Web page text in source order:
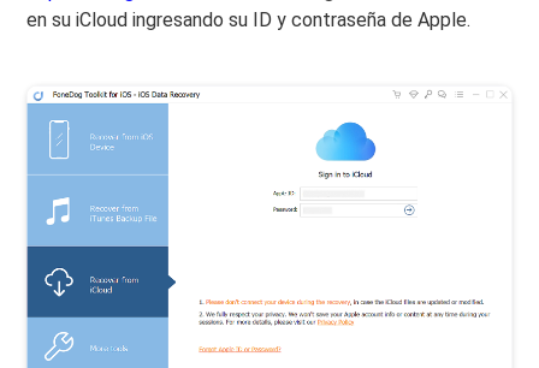
en su iCloud ingresando su ID y contraseña de Apple.